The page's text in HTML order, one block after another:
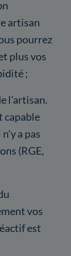
artisan
pourrez
plus vos
;
l'artisan.
capable
a pas
(RGE,
vos
est